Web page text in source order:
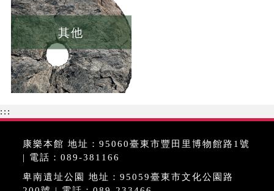
其他
:::
康樂本館 地址：95060臺東市豐田里博物館路1號
| 電話：089-381166
卑南遺址公園 地址：95059臺東市文化公園路